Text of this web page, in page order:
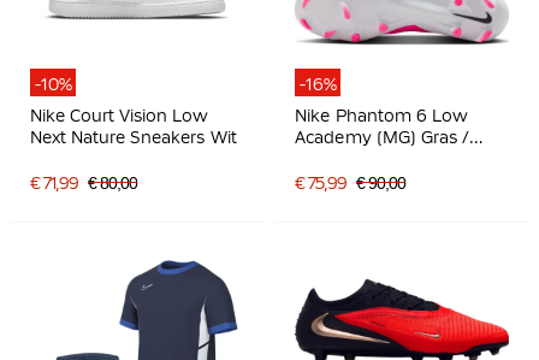
-10%
Nike Court Vision Low
Next Nature Sneakers Wit
€ 71,99 € 80,00
-16%
Nike Phantom 6 Low
Academy (MG) Gras /
Voetbalschoenen Wit
€ 75,99 € 90,00